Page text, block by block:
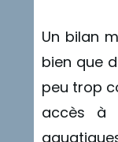
Un bilan
bien que
peu trop
accès à